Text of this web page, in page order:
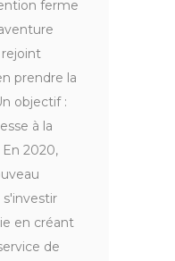
ferme
rejoint
prendre la
objectif :
à la
2020,
en créant
de